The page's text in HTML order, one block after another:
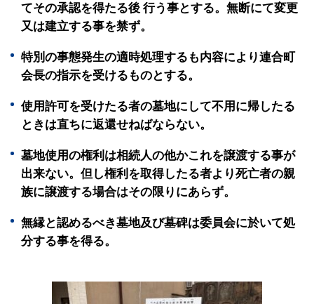
てその承認を得たる後 行う事とする。無断にて変更
又は建立する事を禁ず。
特別の事態発生の適時処理するも内容により連合町
会長の指示を受けるものとする。
使用許可を受けたる者の墓地にして不用に帰したる
ときは直ちに返還せねばならない。
墓地使用の権利は相続人の他かこれを譲渡する事が
出来ない。但し権利を取得したる者より死亡者の親
族に譲渡する場合はその限りにあらず。
無縁と認めるべき墓地及び墓碑は委員会に於いて処
分する事を得る。